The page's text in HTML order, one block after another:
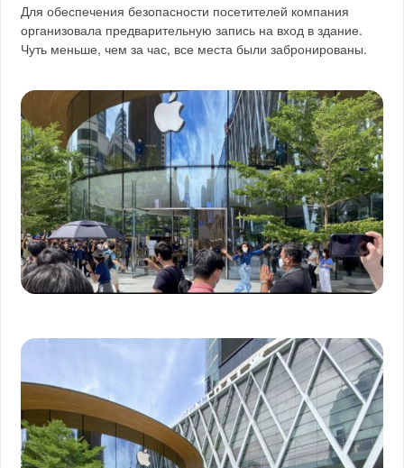
Для обеспечения безопасности посетителей компания
организовала предварительную запись на вход в здание.
Чуть меньше, чем за час, все места были забронированы.